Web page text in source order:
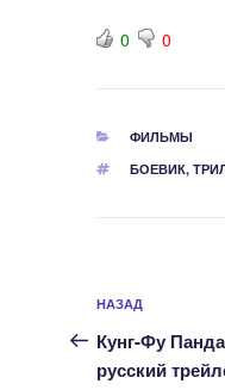
0 0
РУБРИКИ
ФИЛЬМЫ
МЕТКИ
БОЕВИК,
по
записям
Предыдущая
запись:
НАЗАД
Кунг-Фу
русский